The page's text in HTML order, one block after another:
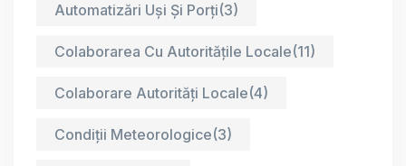
Automatizări Uși Și Porți(3)
Colaborarea Cu Autoritățile Locale(11)
Colaborare Autorități Locale(4)
Condiții Meteorologice(3)